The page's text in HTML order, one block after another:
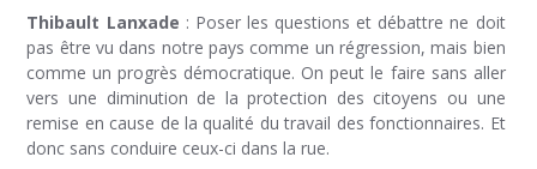
Thibault Lanxade : Poser les questions et débattre ne doit
pas être vu dans notre pays comme un régression, mais bien
comme un progrès démocratique. On peut le faire sans aller
vers une diminution de la protection des citoyens ou une
remise en cause de la qualité du travail des fonctionnaires. Et
donc sans conduire ceux-ci dans la rue.